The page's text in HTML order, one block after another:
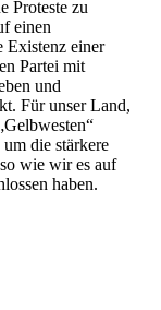
Proteste zu
einen
Existenz einer
Partei mit
und
Für unser Land,
die stärkere
wie wir es auf
haben.